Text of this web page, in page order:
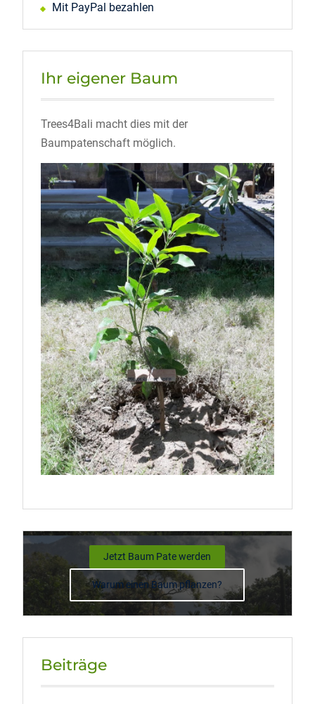
Mit PayPal bezahlen
Ihr eigener Baum
Trees4Bali macht dies mit der
Baumpatenschaft möglich.
Jetzt Baum Pate werden
Warum einen Baum pflanzen?
Beiträge